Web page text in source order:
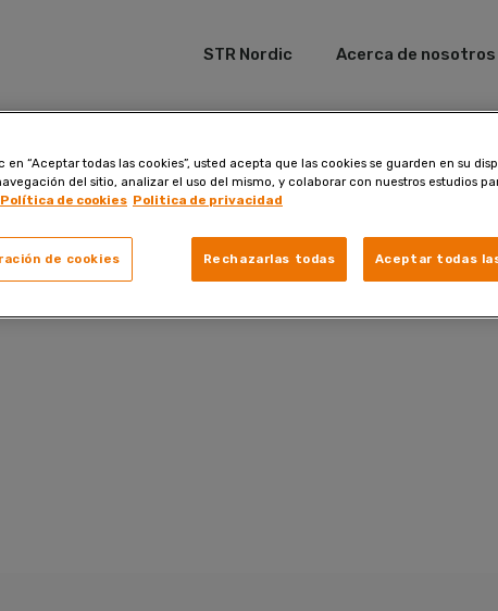
STR Nordic Acerca de nosotros
en “Aceptar todas las cookies”, usted acepta que las cookies se guarden en su
del sitio, analizar el uso del mismo, y colaborar con nuestros estudios
Política de cookies Politica de privacidad
de cookies Rechazarlas todas Aceptar todas